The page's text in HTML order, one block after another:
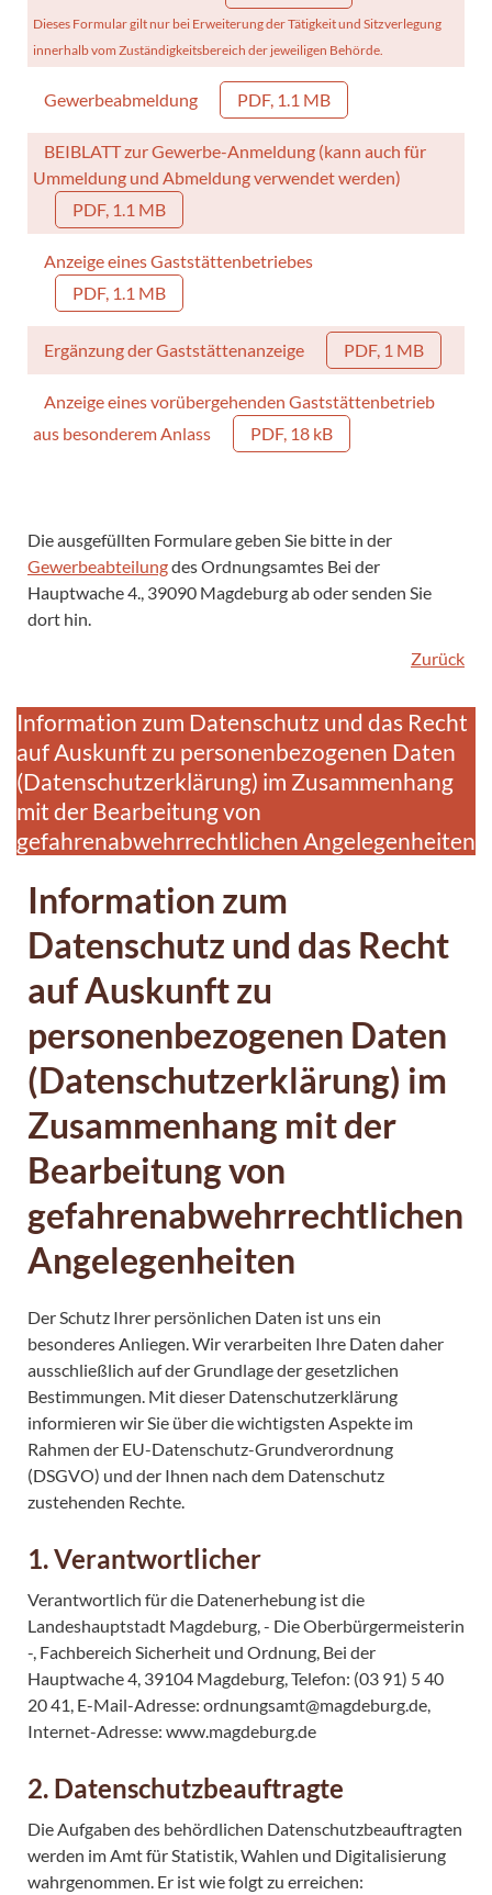
Dieses Formular gilt nur bei Erweiterung der Tätigkeit und Sitzverlegung
innerhalb vom Zuständigkeitsbereich der jeweiligen Behörde.
Gewerbeabmeldung PDF, 1.1 MB
BEIBLATT zur Gewerbe-Anmeldung (kann auch für
Ummeldung und Abmeldung verwendet werden)
PDF, 1.1 MB
Anzeige eines Gaststättenbetriebes
PDF, 1.1 MB
Ergänzung der Gaststättenanzeige PDF, 1 MB
Anzeige eines vorübergehenden Gaststättenbetrieb
aus besonderem Anlass
PDF, 18 kB
Die ausgefüllten Formulare geben Sie bitte in der
Gewerbeabteilungdes Ordnungsamtes Bei der
Hauptwache 4., 39090 Magdeburg ab oder senden Sie
dort hin.
Zurück
Information zum Datenschutz und das Recht
auf Auskunft zu personenbezogenen Daten
(Datenschutzerklärung) im Zusammenhang
mit der Bearbeitung von
gefahrenabwehrrechtlichen Angelegenheiten
Information zum
Datenschutz und das Recht
auf Auskunft zu
personenbezogenen Daten
(Datenschutzerklärung) im
Zusammenhang mit der
Bearbeitung von
gefahrenabwehrrechtlichen
Angelegenheiten
Der Schutz Ihrer persönlichen Daten ist uns ein
besonderes Anliegen. Wir verarbeiten Ihre Daten daher
ausschließlich auf der Grundlage der gesetzlichen
Bestimmungen. Mit dieser Datenschutzerklärung
informieren wir Sie über die wichtigsten Aspekte im
Rahmen der EU-Datenschutz-Grundverordnung
(DSGVO) und der Ihnen nach dem Datenschutz
zustehenden Rechte.
1. Verantwortlicher
Verantwortlich für die Datenerhebung ist die
Landeshauptstadt Magdeburg, - Die Oberbürgermeisterin
-, Fachbereich Sicherheit und Ordnung, Bei der
Hauptwache 4, 39104 Magdeburg, Telefon: (03 91) 5 40
20 41, E-Mail-Adresse: ordnungsamt@magdeburg.de,
Internet-Adresse: www.magdeburg.de
2. Datenschutzbeauftragte
Die Aufgaben des behördlichen Datenschutzbeauftragten
werden im Amt für Statistik, Wahlen und Digitalisierung
wahrgenommen. Er ist wie folgt zu erreichen: